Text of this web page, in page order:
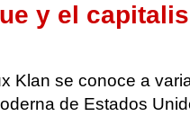
y el
Klan se conoce a
de Estados